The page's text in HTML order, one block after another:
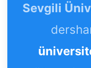
Sevgili